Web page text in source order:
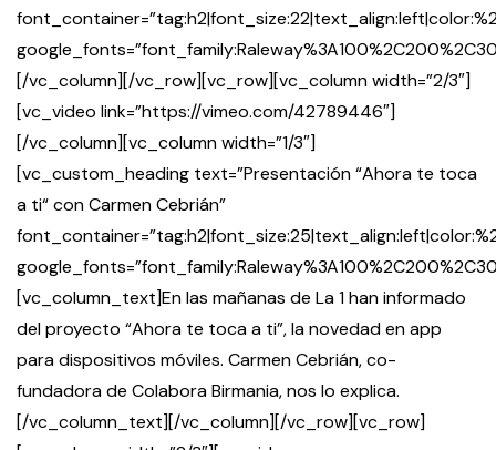
[/vc_column][/vc_row][vc_row][vc_column width=”2/3″]
[vc_video link=”https://vimeo.com/42789446″]
[/vc_column][vc_column width=”1/3″]
[vc_custom_heading text=”Presentación “Ahora te toca
a ti“ con Carmen Cebrián”
[vc_column_text]En las mañanas de La 1 han informado
del proyecto “Ahora te toca a ti”, la novedad en app
para dispositivos móviles. Carmen Cebrián, co-
fundadora de Colabora Birmania, nos lo explica.
[/vc_column_text][/vc_column][/vc_row][vc_row]